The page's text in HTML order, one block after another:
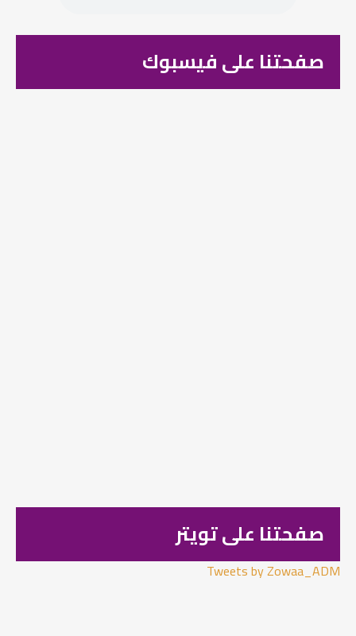
صفحتنا على فيسبوك
صفحتنا على تويتر